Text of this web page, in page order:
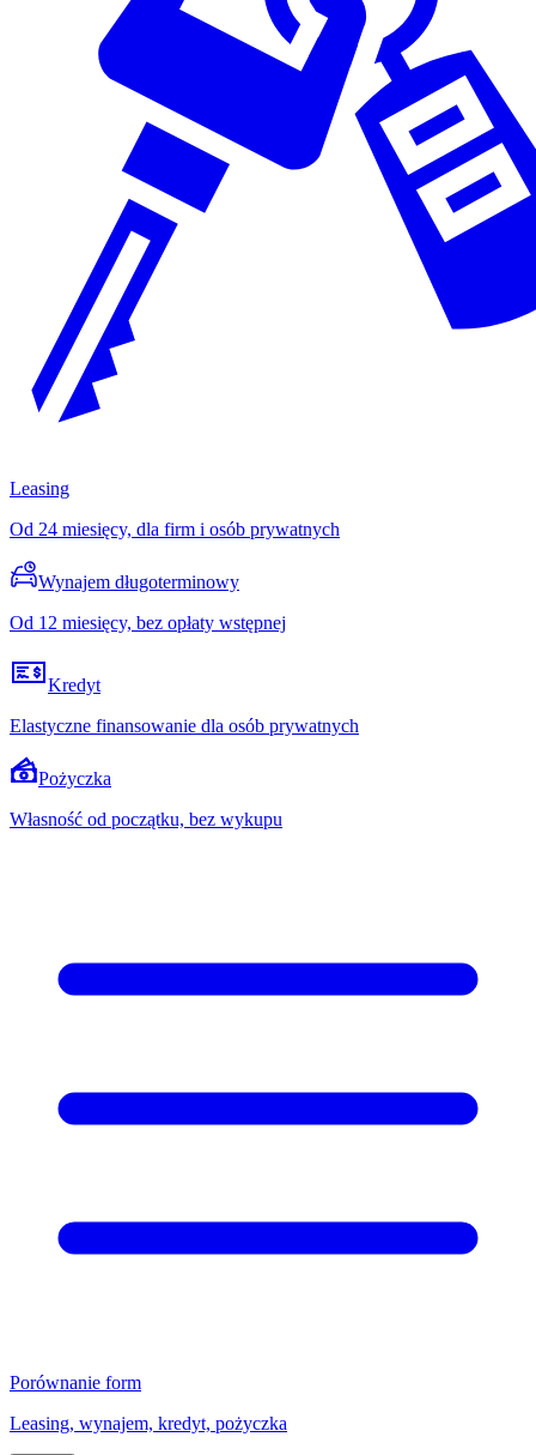
Leasing
Od 24 miesięcy, dla firm i osób prywatnych
Wynajem długoterminowy
Od 12 miesięcy, bez opłaty wstępnej
Kredyt
Elastyczne finansowanie dla osób prywatnych
Pożyczka
Własność od początku, bez wykupu
Porównanie form
Leasing, wynajem, kredyt, pożyczka